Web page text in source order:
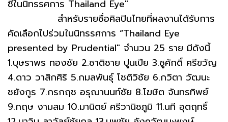
ชี่ในนิทรรศการ Thailand Eye"
สำหรับรายชื่อศิลปินไทยที่ผลงานได้รับการ
คัดเลือกไปร่วมในนิทรรศการ “Thailand Eye
presented by Prudential" จำนวน 25 ราย มีดังนี้
1.บุษราพร ทองชัย 2.ชาติชาย ปูนเปีย 3.ชูศักดิ์ ศรีขวัญ
4.ดาว วาสิกศิริ 5.กมลพันธุ์ โชติวิชัย 6.กวิตา วัฒนะ
ชยังกูร 7.กรกฤช อรุณานนท์ชัย 8.โฆษิต จันทรทิพย์
9.กฤษ งามสม 10.มานิตย์ ศรีวานิชภูมิ 11.นที อุตฤทธิ์